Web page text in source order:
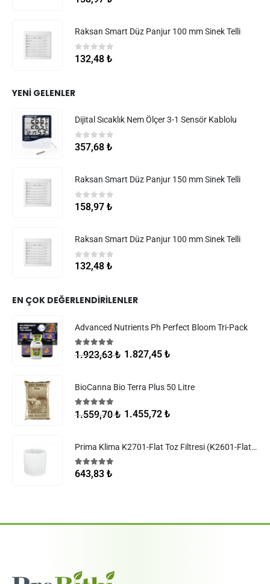
Raksan Smart Düz Panjur 100 mm Sinek Telli
05 üzerinden
132,48 ₺
YENI GELENLER
Dijital Sıcaklık Nem Ölçer 3-1 Sensör Kablolu
05 üzerinden
357,68 ₺
Raksan Smart Düz Panjur 150 mm Sinek Telli
0 5 üzerinden
158,97 ₺
Raksan Smart Düz Panjur 100 mm Sinek Telli
05 üzerinden
132,48 ₺
EN ÇOK DEĞERLENDIRILENLER
Advanced Nutrients Ph Perfect Bloom Tri-Pack
5.005 üzerinden
1.923,63₺ 1.827,45 ₺
BioCanna Bio Terra Plus 50 Litre
5.005 üzerinden
1.559,70₺ 1.455,72 ₺
Prima Klima K2701-Flat Toz Filtresi (K2601-Flat Filtreler)
5.00 5 üzerinden
643,83 ₺